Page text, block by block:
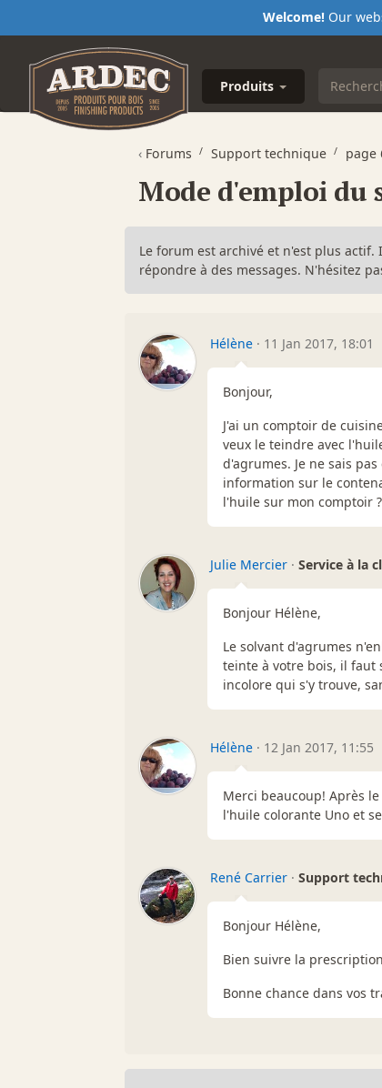
Welcome!Our
Produits
‹ Forums Support technique page
Mode d'emploi du
Le forum est archivé et n'est plus
répondre à des messages. N'hésitez
Hélène · 11 Jan 2017, 18:01
Bonjour,
J'ai un comptoir de
veux le teindre avec
d'agrumes. Je ne sais
information sur le
l'huile sur mon comptoir ?
Julie Mercier · Service à la
Bonjour Hélène,
Le solvant d'agrumes
teinte à votre bois, il faut
incolore qui s'y trouve,
Hélène · 12 Jan 2017, 11:55
Merci beaucoup! Après
l'huile colorante Uno et
René Carrier · Support
Bonjour Hélène,
Bien suivre la
Bonne chance dans vos